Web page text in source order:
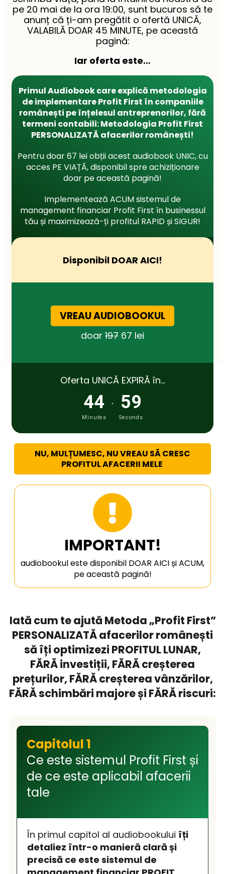
pe 20 mai de la ora 19:00, sunt bucuros să te
anunț că ți-am pregătit o ofertă UNICĂ,
VALABILĂ DOAR 45 MINUTE, pe această
pagină:
Iar oferta este…
Primul Audiobook care explică metodologia
de implementare Profit First în companiile
românești pe înțelesul antreprenorilor, fără
termeni contabili: Metodologia Profit First
PERSONALIZATĂ afacerilor românești!
Pentru doar 67 lei obții acest audiobook UNIC, cu
acces PE VIAȚĂ, disponibil spre achiziționare
doar pe această pagină!
Implementează ACUM sistemul de
management financiar Profit First în businessul
tău și maximizează-ți profitul RAPID și SIGUR!
Disponibil DOAR AICI!
VREAU AUDIOBOOKUL
doar 197 67 lei
Oferta UNICĂ EXPIRĂ în…
44
Minutes
. 59
Seconds
NU, MULȚUMESC, NU VREAU SĂ CRESC
PROFITUL AFACERII MELE
IMPORTANT!
audiobookul este disponibil DOAR AICI și ACUM,
pe această pagină!
Iată cum te ajută Metoda „Profit First”
PERSONALIZATĂ afacerilor românești
să îți optimizezi PROFITUL LUNAR,
FĂRĂ investiții, FĂRĂ creșterea
prețurilor, FĂRĂ creșterea vânzărilor,
FĂRĂ schimbări majore și FĂRĂ riscuri:
Capitolul 1
Ce este sistemul Profit First și
de ce este aplicabil afacerii
tale
În primul capitol al audiobookului îți
detaliez într-o manieră clară și
precisă ce este sistemul de